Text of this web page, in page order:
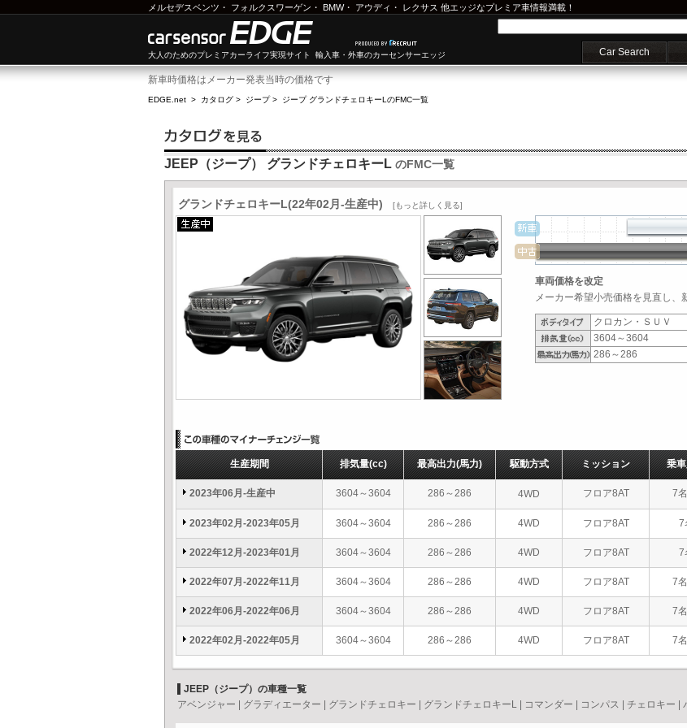
メルセデスベンツ ・ フォルクスワーゲン ・ BMW・ アウディ ・ レクサス 他エッジなプレミア車情報満載！
大人のためのプレミアカーライフ実現サイト 輸入車・外車のカーセンサーエッジ Car Search
新車時価格はメーカー発表当時の価格です
EDGE.net > カタログ > ジープ> ジープ グランドチェロキーL のFMC一覧
JEEP（ジープ） グランドチェロキーL のFMC一覧
グランドチェロキーL(22年02月-生産中) [もっと詳しく見る]
車両価格を改定
メーカー希望小売価格を見直し、
クロカン・ＳＵＶ
3604～3604
286～286
生産期間 排気量(cc) 最高出力(馬力) 駆動方式 ミッション 乗
2023年06月-生産中 3604～3604 286～286 4WD フロア8AT 7
2023年02月-2023年05月 3604～3604 286～286 4WD フロア8AT 7
2022年12月-2023年01月 3604～3604 286～286 4WD フロア8AT 7
2022年07月-2022年11月 3604～3604 286～286 4WD フロア8AT 7
2022年06月-2022年06月 3604～3604 286～286 4WD フロア8AT 7
2022年02月-2022年05月 3604～3604 286～286 4WD フロア8AT 7
JEEP（ジープ）の車種一覧
アベンジャー
グラディエーター グランドチェロキー グランドチェロキーL コマンダー コンパス チェロキー